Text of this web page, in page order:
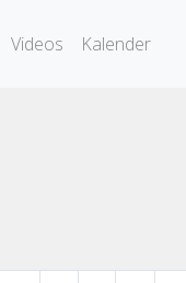
Videos Kalender